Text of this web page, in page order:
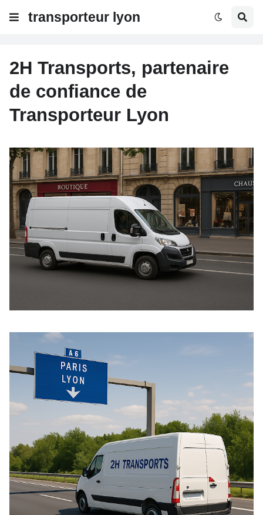
transporteur lyon
2H Transports, partenaire
de confiance de
Transporteur Lyon